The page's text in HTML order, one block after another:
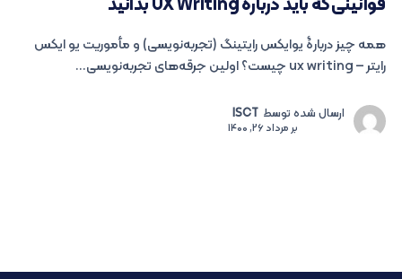
قوانینی که باید درباره UX Writing بدانید
همه چیز دربارۀ یوایکس رایتینگ (تجربه‌نویسی) و مأموریت یو ایکس
رایتر – ux writing چیست؟ اولین جرقه‌های تجربه‌نویسی...
ارسال شده توسط ISCT
برمرداد 26, 1400